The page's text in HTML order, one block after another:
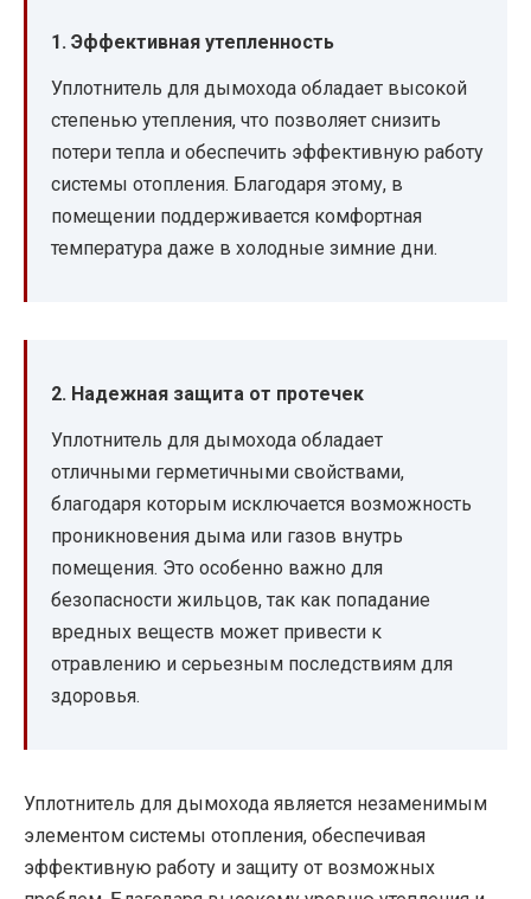
1. Эффективная утепленность
Уплотнитель для дымохода обладает высокой
степенью утепления, что позволяет снизить
потери тепла и обеспечить эффективную работу
системы отопления. Благодаря этому, в
помещении поддерживается комфортная
температура даже в холодные зимние дни.
2. Надежная защита от протечек
Уплотнитель для дымохода обладает
отличными герметичными свойствами,
благодаря которым исключается возможность
проникновения дыма или газов внутрь
помещения. Это особенно важно для
безопасности жильцов, так как попадание
вредных веществ может привести к
отравлению и серьезным последствиям для
здоровья.
Уплотнитель для дымохода является незаменимым
элементом системы отопления, обеспечивая
эффективную работу и защиту от возможных